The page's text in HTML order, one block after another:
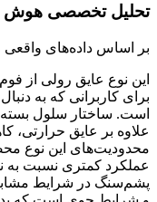
تحلیل تخصصی هوش
بر اساس داده‌های واقعی
این نوع عایق رولی از
است. ساختار سلول
علاوه بر عایق
محدودیت‌های این نوع
پشم‌سنگ در شرایط